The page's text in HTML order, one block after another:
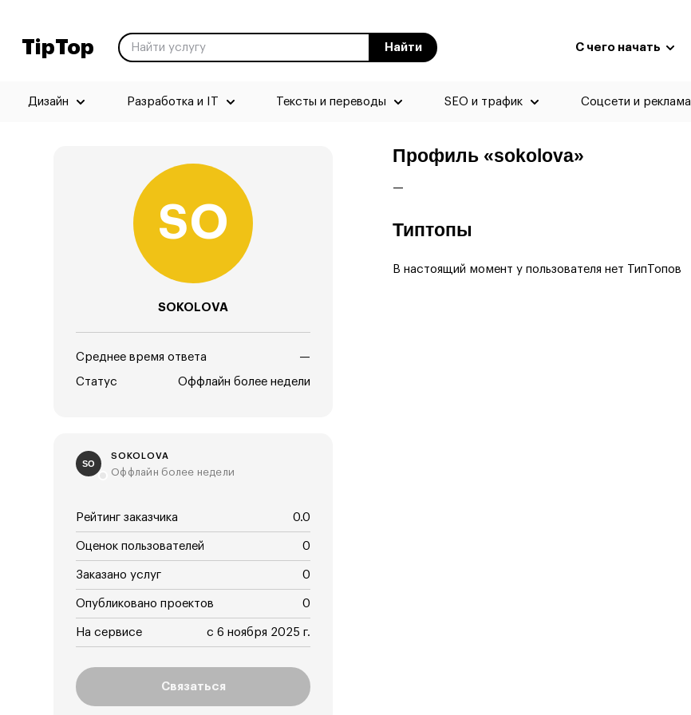
TipTop Найти С чего начать
Дизайн Разработка и IT Тексты и переводы SEO и трафик Соцсети и реклама
SOKOLOVA
Среднее время ответа —
Статус Оффлайн более недели
SO
SOKOLOVA
Оффлайн более недели
Рейтинг заказчика 0.0
Оценок пользователей 0
Заказано услуг 0
Опубликовано проектов 0
На сервисе с 6 ноября 2025 г.
Связаться
Профиль «sokolova»
—
Типтопы
В настоящий момент у пользователя нет ТипТопов